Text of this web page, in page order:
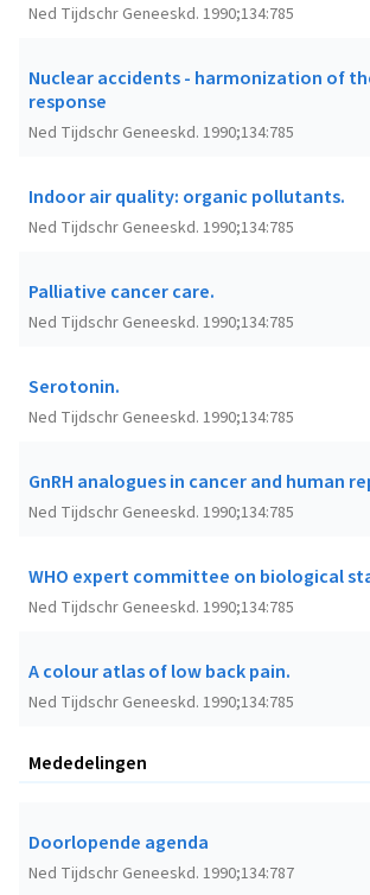
Ned Tijdschr Geneeskd. 1990;134:785
Nuclear accidents - harmonization of
response
Ned Tijdschr Geneeskd. 1990;134:785
Indoor air quality: organic pollutants.
Ned Tijdschr Geneeskd. 1990;134:785
Palliative cancer care.
Ned Tijdschr Geneeskd. 1990;134:785
Serotonin.
Ned Tijdschr Geneeskd. 1990;134:785
GnRH analogues in cancer and human
Ned Tijdschr Geneeskd. 1990;134:785
WHO expert committee on biological
Ned Tijdschr Geneeskd. 1990;134:785
A colour atlas of low back pain.
Ned Tijdschr Geneeskd. 1990;134:785
Mededelingen
Doorlopende agenda
Ned Tijdschr Geneeskd. 1990;134:787